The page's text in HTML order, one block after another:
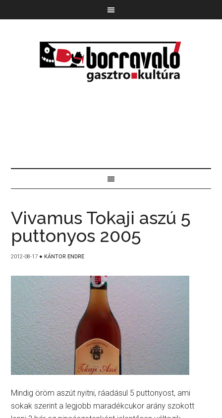
Vivamus Tokaji aszú 5
puttonyos 2005
2012-08-17 ● KÁNTOR ENDRE
Mindig öröm aszút nyitni, ráadásul 5 puttonyost, ami
sokak szerint a legjobb maradékcukor arány szokott